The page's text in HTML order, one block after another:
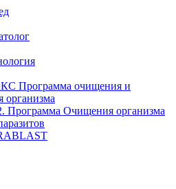
Программа очищения и
организма
Программа Очищения организма